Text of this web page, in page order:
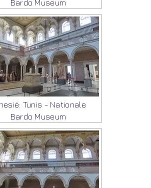
Bardo Museum
Tunis - Nationale
Bardo Museum